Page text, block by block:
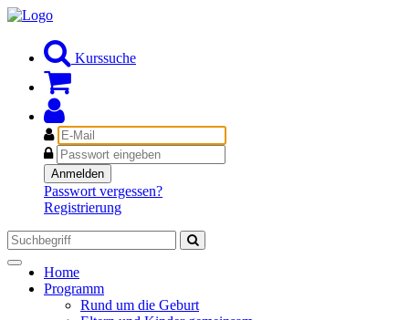
Kurssuche
E-
Mail
Passwort
Anmelden
Passwort vergessen?
Registrierung
Toggle
navigation
Home
Programm
Rund um die Geburt